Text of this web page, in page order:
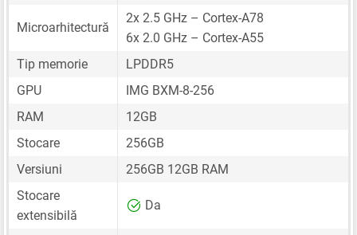
Microarhitectură
2x 2.5 GHz – Cortex-A78
6x 2.0 GHz – Cortex-A55
Tip memorie
LPDDR5
GPU
IMG BXM-8-256
RAM
12GB
Stocare
256GB
Versiuni
256GB 12GB RAM
Stocare
extensibilă
Da